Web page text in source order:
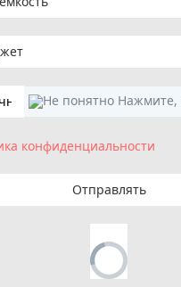
конфиденциальности
Отправлять